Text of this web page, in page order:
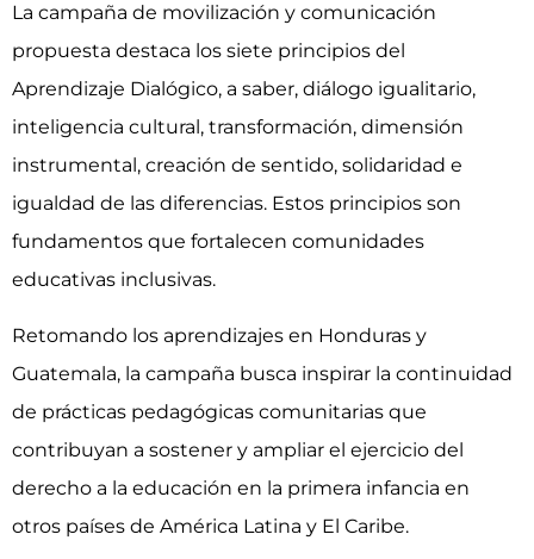
La campaña de movilización y comunicación
propuesta destaca los siete principios del
Aprendizaje Dialógico, a saber, diálogo igualitario,
inteligencia cultural, transformación, dimensión
instrumental, creación de sentido, solidaridad e
igualdad de las diferencias. Estos principios son
fundamentos que fortalecen comunidades
educativas inclusivas.
Retomando los aprendizajes en Honduras y
Guatemala, la campaña busca inspirar la continuidad
de prácticas pedagógicas comunitarias que
contribuyan a sostener y ampliar el ejercicio del
derecho a la educación en la primera infancia en
otros países de América Latina y El Caribe.